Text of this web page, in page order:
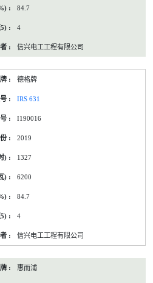
84.7
4
信兴电工工程有限公司
德格牌
IRS 631
I190016
2019
1327
6200
84.7
4
信兴电工工程有限公司
惠而浦